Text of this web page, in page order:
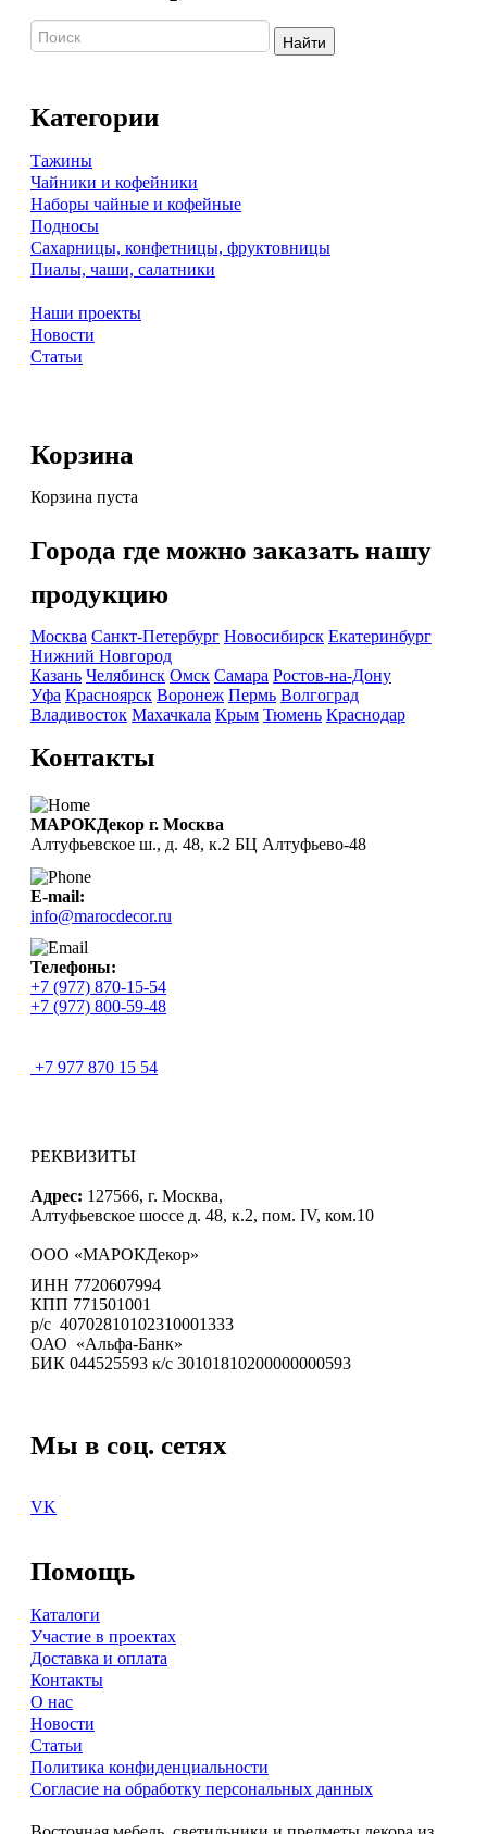
Найти
Категории
Тажины
Чайники и кофейники
Наборы чайные и кофейные
Подносы
Сахарницы, конфетницы, фруктовницы
Пиалы, чаши, салатники
Наши проекты
Новости
Статьи
Корзина
Корзина пуста
Города где можно заказать нашу
продукцию
Москва Санкт-Петербург Новосибирск Екатеринбург
Нижний Новгород
Казань Челябинск Омск Самара Ростов-на-Дону
Уфа Красноярск Воронеж Пермь Волгоград
Владивосток Махачкала Крым Тюмень Краснодар
Контакты
МАРОКДекор г. Москва
Алтуфьевское ш., д. 48, к.2 БЦ Алтуфьево-48
E-mail:
info@marocdecor.ru
Телефоны:
+7 (977) 870-15-54
+7 (977) 800-59-48
+7 977 870 15 54
РЕКВИЗИТЫ
Адрес: 127566, г. Москва,
Алтуфьевское шоссе д. 48, к.2, пом. IV, ком.10
ООО «МАРОКДекор»
ИНН 7720607994
КПП 771501001
р/с 40702810102310001333
ОАО «Альфа-Банк»
БИК 044525593 к/с 30101810200000000593
Мы в соц. сетях
VK
Помощь
Каталоги
Участие в проектах
Доставка и оплата
Контакты
О нас
Новости
Статьи
Политика конфиденциальности
Согласие на обработку персональных данных